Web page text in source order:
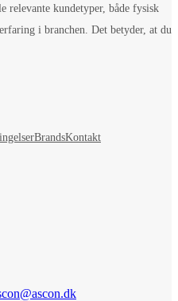
relevante kundetyper, både fysisk
i branchen. Det betyder, at du
BrandsKontakt